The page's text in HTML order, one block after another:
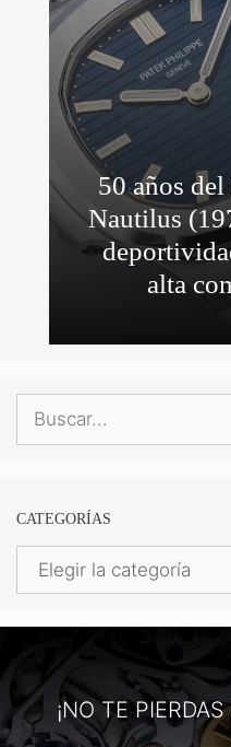
50 años
Nautilus
alta
Buscar:
CATEGORÍAS
Categorías
¡NO TE